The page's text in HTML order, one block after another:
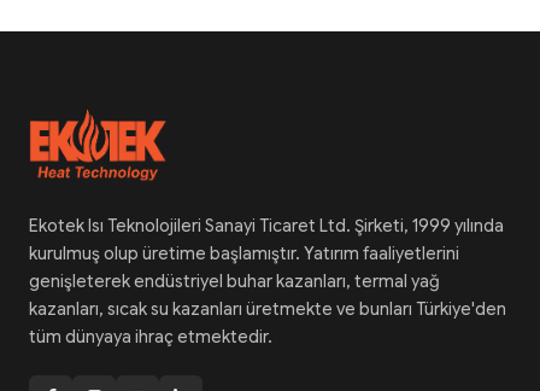
Ekotek Isı Teknolojileri Sanayi Ticaret Ltd. Şirketi, 1999 yılında
kurulmuş olup üretime başlamıştır. Yatırım faaliyetlerini
genişleterek endüstriyel buhar kazanları, termal yağ
kazanları, sıcak su kazanları üretmekte ve bunları Türkiye'den
tüm dünyaya ihraç etmektedir.